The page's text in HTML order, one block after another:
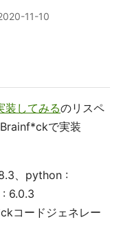
11-10
装してみるのリスペ
で実装
、python :
6.0.3
コードジェネレー